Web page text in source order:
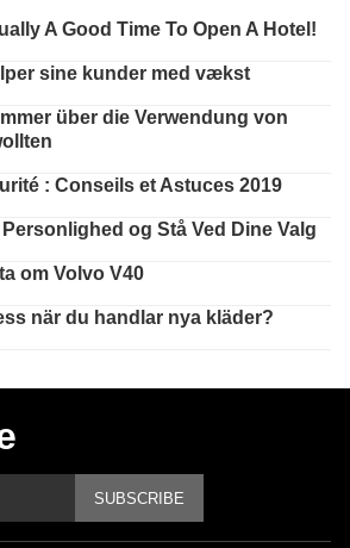
A Good Time To Open A Hotel!
sine kunder med vækst
über die Verwendung von
: Conseils et Astuces 2019
og Stå Ved Dine Valg
om Volvo V40
när du handlar nya kläder?
SUBSCRIBE